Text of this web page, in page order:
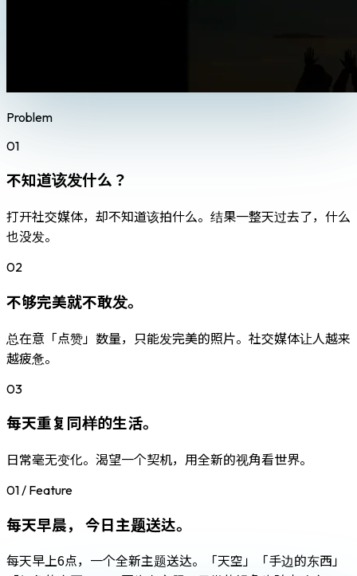
Problem
01
不知道该发什么？
打开社交媒体，却不知道该拍什么。结果一整天过去了，什么
也没发。
02
不够完美就不敢发。
总在意「点赞」数量，只能发完美的照片。社交媒体让人越来
越疲惫。
03
每天重复同样的生活。
日常毫无变化。渴望一个契机，用全新的视角看世界。
01 / Feature
每天早晨， 今日主题送达。
每天早上6点，一个全新主题送达。「天空」「手边的东西」